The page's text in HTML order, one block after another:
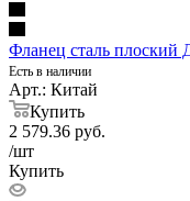
Фланец сталь плоский
Есть в наличии
Арт.: Китай
Купить
2 579.36 руб.
/шт
Купить